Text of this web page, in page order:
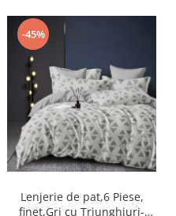
-45%
Lenjerie de pat,6 Piese,
finet,Gri cu Triunghiuri-